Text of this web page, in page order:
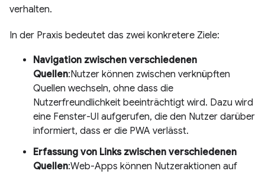
verhalten.
In der Praxis bedeutet das zwei konkretere Ziele:
Navigation zwischen verschiedenen
Quellen:Nutzer können zwischen verknüpften
Quellen wechseln, ohne dass die
Nutzerfreundlichkeit beeinträchtigt wird. Dazu wird
eine Fenster-UI aufgerufen, die den Nutzer darüber
informiert, dass er die PWA verlässt.
Erfassung von Links zwischen verschiedenen
Quellen:Web-Apps können Nutzeraktionen auf